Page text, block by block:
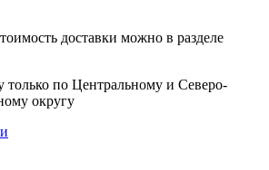
доставки можно в разделе
только по Центральному и Северо-
округу